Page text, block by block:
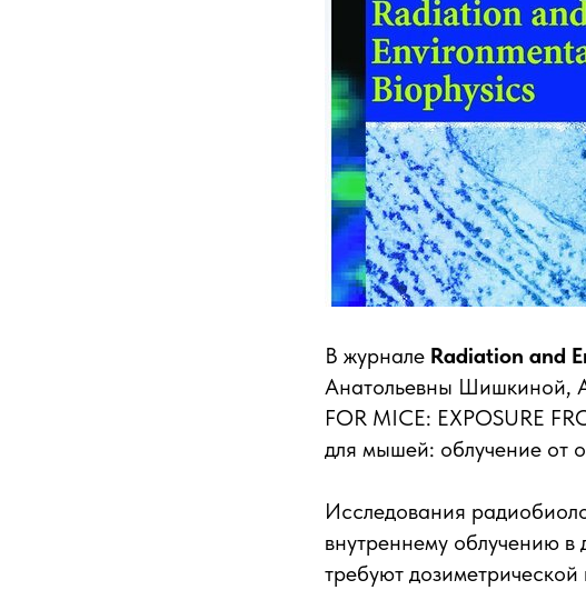
В журнале Radiation and
Анатольевны Шишкиной,
FOR MICE: EXPOSURE
для мышей: облучение от
Исследования
внутреннему облучению
требуют